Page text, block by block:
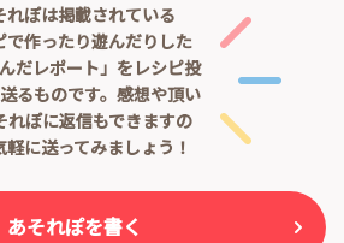
れぽは掲載されている
で作ったり遊んだりした
んだレポート」をレシピ投
るものです。 感想や頂い
れぽに返信もできますの
軽に送ってみましょう！
あそれぽを書く